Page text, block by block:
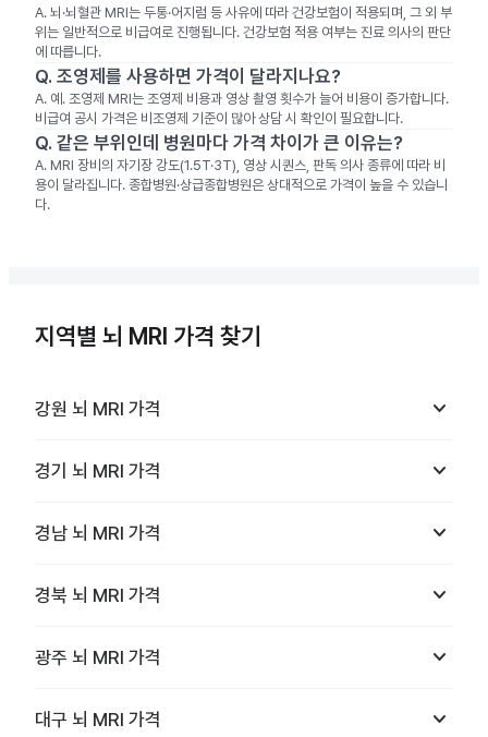
A. 뇌·뇌혈관 MRI는 두통·어지럼 등 사유에 따라 건강보험이 적용되며, 그 외 부
위는 일반적으로 비급여로 진행됩니다. 건강보험 적용 여부는 진료 의사의 판단
에 따릅니다.
Q. 조영제를 사용하면 가격이 달라지나요?
A. 예. 조영제 MRI는 조영제 비용과 영상 촬영 횟수가 늘어 비용이 증가합니다.
비급여 공시 가격은 비조영제 기준이 많아 상담 시 확인이 필요합니다.
Q. 같은 부위인데 병원마다 가격 차이가 큰 이유는?
A. MRI 장비의 자기장 강도(1.5T·3T), 영상 시퀀스, 판독 의사 종류에 따라 비
용이 달라집니다. 종합병원·상급종합병원은 상대적으로 가격이 높을 수 있습니
다.
지역별 뇌 MRI 가격 찾기
강원 뇌 MRI 가격 keyboard_arrow_down
경기 뇌 MRI 가격 keyboard_arrow_down
경남 뇌 MRI 가격 keyboard_arrow_down
경북 뇌 MRI 가격 keyboard_arrow_down
광주 뇌 MRI 가격 keyboard_arrow_down
대구 뇌 MRI 가격 keyboard_arrow_down